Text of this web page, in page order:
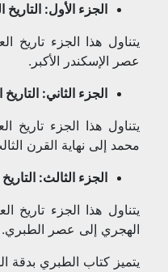
الجزء الأول: التاريخ
يتناول هذا الجزء تاريخ
عصر الإسكندر الأكبر.
الجزء الثاني:
يتناول هذا الجزء تاريخ
محمد إلى نهاية القرن
الجزء الثالث:
يتناول هذا الجزء تاريخ
الهجري إلى عصر الطبري.
يتميز كتاب الطبري بدقة